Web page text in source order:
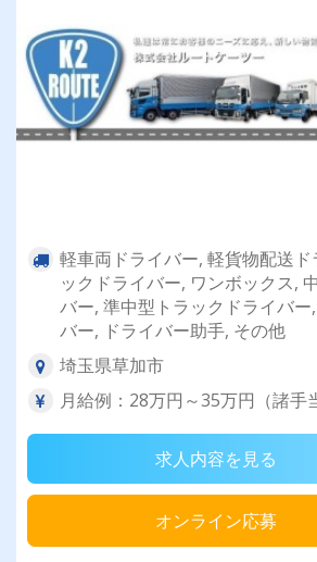
軽車両ドライバー, 軽貨物配送
ックドライバー, ワンボックス,
バー, 準中型トラックドライバー
バー, ドライバー助手, その他
埼玉県草加市
月給例：28万円～35万円（諸手
求人内容を見る
オンライン応募